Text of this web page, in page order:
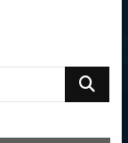
Cerca...